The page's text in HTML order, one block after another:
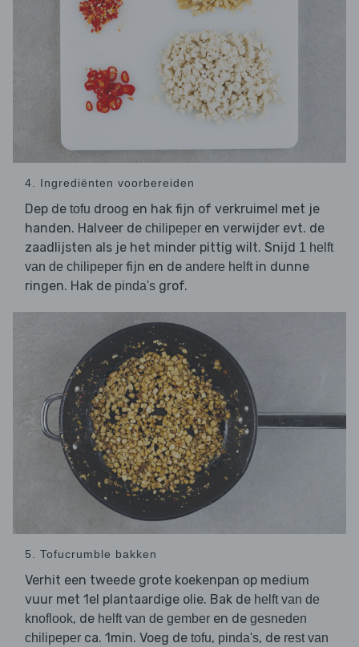
4. Ingrediënten voorbereiden
Dep de tofu droog en hak fijn of verkruimel met je
handen. Halveer de chilipeper en verwijder evt. de
zaadlijsten als je het minder pittig wilt. Snijd 1 helft
van de chilipeper fijn en de andere helft in dunne
ringen. Hak de pinda's grof.
5. Tofucrumble bakken
Verhit een tweede grote koekenpan op medium
vuur met 1el plantaardige olie. Bak de helft van de
knoflook, de helft van de gember en de gesneden
chilipeper ca. 1min. Voeg de tofu, pinda's, de rest van